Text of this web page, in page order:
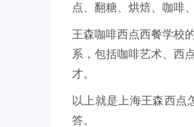
点、翻糖、烘焙、咖啡
王森咖啡西点西餐学校
系，包括咖啡艺术、西
才。
以上就是上海王森西点
答。